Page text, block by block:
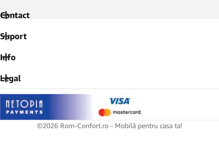
Contact
Suport
Info
Legal
©2026 Rom-Confort.ro - Mobilă pentru casa ta!